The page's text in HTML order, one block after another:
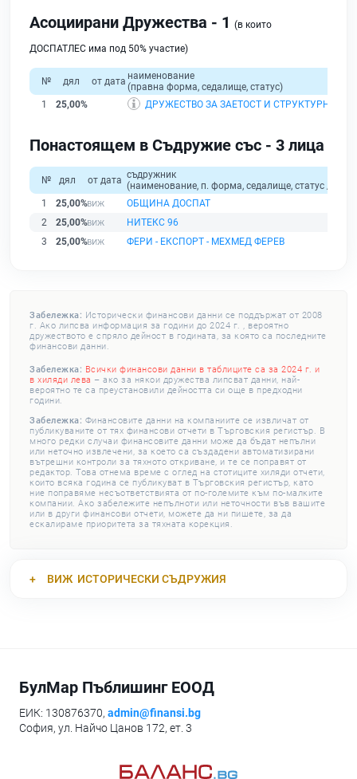
Асоциирани Дружества - 1 (в които
ДОСПАТЛЕС има под 50% участие)
№ дял от дата наименование
(правна форма, седалище, статус)
1
25,00% ДРУЖЕСТВО ЗА ЗАЕТОСТ И СТРУКТУРНО
Понастоящем в Съдружие със - 3 лица
№ дял от дата съдружник
(наименование, п. форма, седалище, статус /
1
25,00%
ОБЩИНА ДОСПАТ
2
25,00%
НИТЕКС 96
3
25,00% ФЕРИ - ЕКСПОРТ - МЕХМЕД ФЕРЕВ
Забележка: Исторически финансови данни се поддържат от 2008
г. Ако липсва информация за години до 2024 г. , вероятно
дружеството е спряло дейност в годината, за която са последните
финансови данни.
Забележка: Всички финансови данни в таблиците са за 2024 г. и
в хиляди лева – ако за някои дружества липсват данни, най-
вероятно те са преустановили дейността си още в предходни
години.
Забележка: Финансовите данни на компаниите се извличат от
публикуваните от тях финансови отчети в Търговския регистър. В
много редки случаи финансовите данни може да бъдат непълни
или неточно извлечени, за което са създадени автоматизирани
вътрешни контроли за тяхното откриване, и те се поправят от
редактор. Това отнема време с оглед на стотиците хиляди отчети,
които всяка година се публикуват в Търговския регистър, като
ние поправяме несъответствията от по-големите към по-малките
компании. Ако забележите непълноти или неточности във вашите
или в други финансови отчети, можете да ни пишете, за да
ескалираме приоритета за тяхната корекция.
ВИЖ ИСТОРИЧЕСКИ СЪДРУЖИЯ
БулМар Пъблишинг ЕООД
ЕИК: 130876370, admin@finansi.bg
София, ул. Найчо Цанов 172, ет. 3